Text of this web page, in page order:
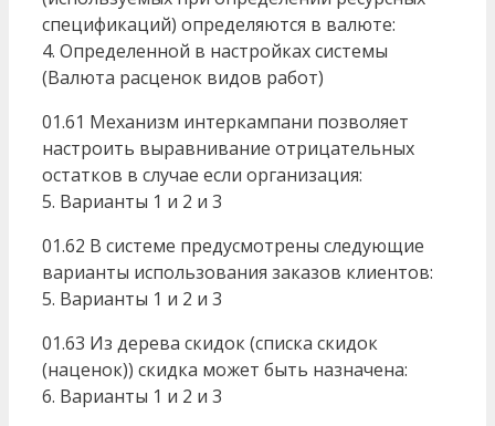
спецификаций) определяются в валюте:
4. Определенной в настройках системы
(Валюта расценок видов работ)
01.61 Механизм интеркампани позволяет
настроить выравнивание отрицательных
остатков в случае если организация:
5. Варианты 1 и 2 и 3
01.62 В системе предусмотрены следующие
варианты использования заказов клиентов:
5. Варианты 1 и 2 и 3
01.63 Из дерева скидок (списка скидок
(наценок)) скидка может быть назначена:
6. Варианты 1 и 2 и 3